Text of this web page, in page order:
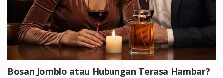
Bosan Jomblo atau Hubungan Terasa Hambar?